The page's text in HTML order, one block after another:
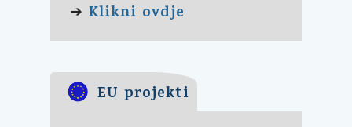
➔ Klikni ovdje
EU projekti